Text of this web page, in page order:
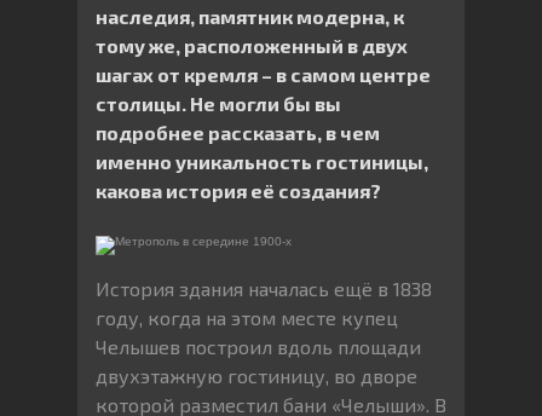
наследия, памятник модерна, к
тому же, расположенный в двух
шагах от кремля – в самом центре
столицы. Не могли бы вы
подробнее рассказать, в чем
именно уникальность гостиницы,
какова история её создания?
История здания началась ещё в 1838
году, когда на этом месте купец
Челышев построил вдоль площади
двухэтажную гостиницу, во дворе
которой разместил бани «Челыши». В